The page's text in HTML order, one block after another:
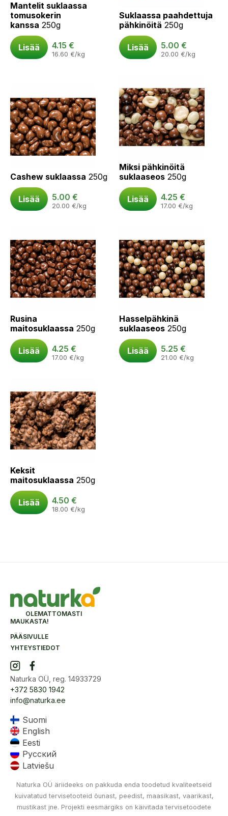
Mantelit suklaassa
tomusokerin
kanssa 250g
Lisää 4.15 €
16.60 €/kg
Suklaassa paahdettuja
pähkinöitä 250g
Lisää 5.00 €
20.00 €/kg
Cashew suklaassa 250g
Lisää 5.00 €
20.00 €/kg
Miksi pähkinöitä
suklaaseos 250g
Lisää 4.25 €
17.00 €/kg
Rusina
maitosuklaassa 250g
Lisää 4.25 €
17.00 €/kg
Hasselpähkinä
suklaaseos 250g
Lisää 5.25 €
21.00 €/kg
Keksit
maitosuklaassa 250g
Lisää 4.50 €
18.00 €/kg
OLEMATTOMASTI
MAUKASTA!
PÄÄSIVULLE
YHTEYSTIEDOT
Naturka OÜ, reg. 14933729
+372 5830 1942
info@naturka.ee
Suomi
English
Eesti
Русский
Latviešu
Naturka OÜ äriideeks on pakkuda enda toodetud kvaliteetseid
kuivatatud tervisetooteid õunast, peedist, maasikast, vaarikast,
mustikast jne. Projekti eesmärgiks on käivitada tervisetoodete